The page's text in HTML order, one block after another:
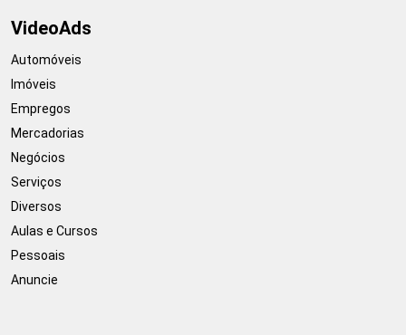
VideoAds
Automóveis
Imóveis
Empregos
Mercadorias
Negócios
Serviços
Diversos
Aulas e Cursos
Pessoais
Anuncie